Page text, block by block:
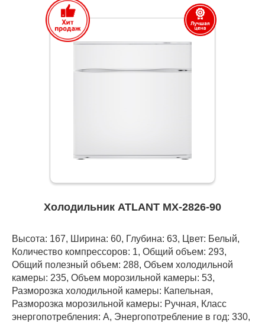
Холодильник ATLANT МХ-2826-90
Высота: 167, Ширина: 60, Глубина: 63, Цвет: Белый,
Количество компрессоров: 1, Общий объем: 293,
Общий полезный объем: 288, Объем холодильной
камеры: 235, Объем морозильной камеры: 53,
Разморозка холодильной камеры: Капельная,
Разморозка морозильной камеры: Ручная, Класс
энергопотребления: А, Энергопотребление в год: 330,